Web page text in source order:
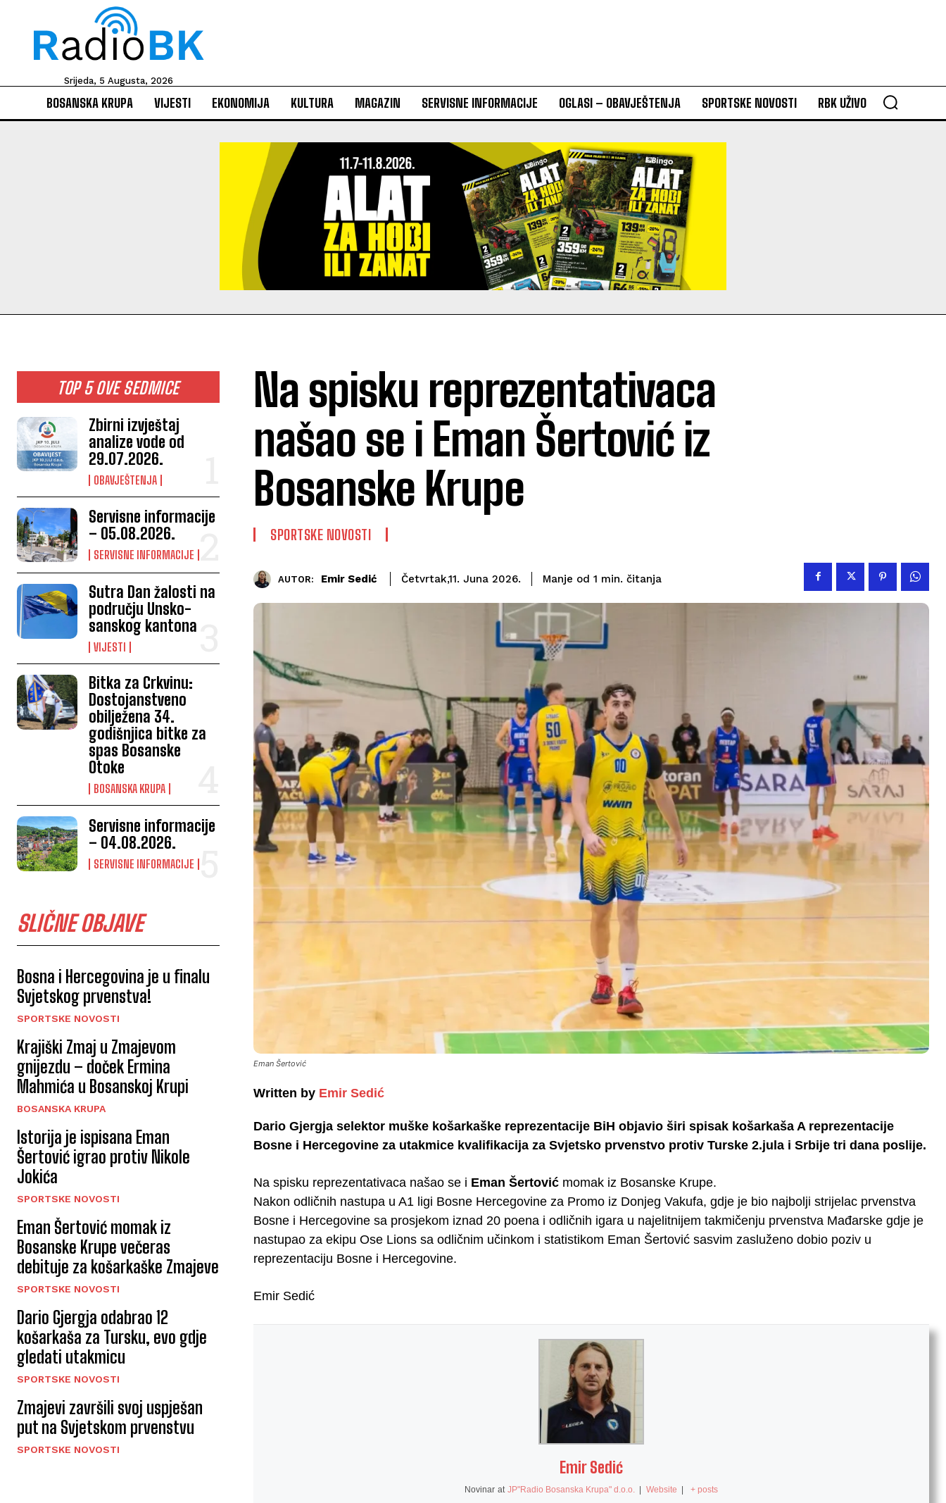
Srijeda, 5 Augusta, 2026
BOSANSKA KRUPA VIJESTI EKONOMIJA KULTURA MAGAZIN SERVISNE INFORMACIJE OGLASI – OBAVJEŠTENJA SPORTSKE NOVOSTI RBK UŽIVO
TOP 5 OVE SEDMICE
Zbirni izvještaj
analize vode od
29.07.2026.
OBAVJEŠTENJA
Servisne informacije
– 05.08.2026.
SERVISNE INFORMACIJE
Sutra Dan žalosti na
području Unsko-
sanskog kantona
VIJESTI
Bitka za Crkvinu:
Dostojanstveno
obilježena 34.
godišnjica bitke za
spas Bosanske
Otoke
BOSANSKA KRUPA
Servisne informacije
– 04.08.2026.
SERVISNE INFORMACIJE
SLIČNE OBJAVE
Bosna i Hercegovina je u finalu
Svjetskog prvenstva!
SPORTSKE NOVOSTI
Krajiški Zmaj u Zmajevom
gnijezdu – doček Ermina
Mahmića u Bosanskoj Krupi
BOSANSKA KRUPA
Istorija je ispisana Eman
Šertović igrao protiv Nikole
Jokića
SPORTSKE NOVOSTI
Eman Šertović momak iz
Bosanske Krupe večeras
debituje za košarkaške Zmajeve
SPORTSKE NOVOSTI
Dario Gjergja odabrao 12
košarkaša za Tursku, evo gdje
gledati utakmicu
SPORTSKE NOVOSTI
Zmajevi završili svoj uspješan
put na Svjetskom prvenstvu
SPORTSKE NOVOSTI
Na spisku reprezentativaca
našao se i Eman Šertović iz
Bosanske Krupe
SPORTSKE NOVOSTI
AUTOR: Emir Sedić Četvrtak,11. Juna 2026. Manje od 1 min. čitanja
Eman Šertović
Written by Emir Sedić
Dario Gjergja selektor muške košarkaške reprezentacije BiH objavio širi spisak košarkaša A reprezentacije
Bosne i Hercegovine za utakmice kvalifikacija za Svjetsko prvenstvo protiv Turske 2.jula i Srbije tri dana poslije.
Na spisku reprezentativaca našao se i Eman Šertović momak iz Bosanske Krupe.
Nakon odličnih nastupa u A1 ligi Bosne Hercegovine za Promo iz Donjeg Vakufa, gdje je bio najbolji strijelac prvenstva
Bosne i Hercegovine sa prosjekom iznad 20 poena i odličnih igara u najelitnijem takmičenju prvenstva Mađarske gdje je
nastupao za ekipu Ose Lions sa odličnim učinkom i statistikom Eman Šertović sasvim zasluženo dobio poziv u
reprezentaciju Bosne i Hercegovine.
Emir Sedić
Emir Sedić
Novinar at JP"Radio Bosanska Krupa" d.o.o. | Website | + posts